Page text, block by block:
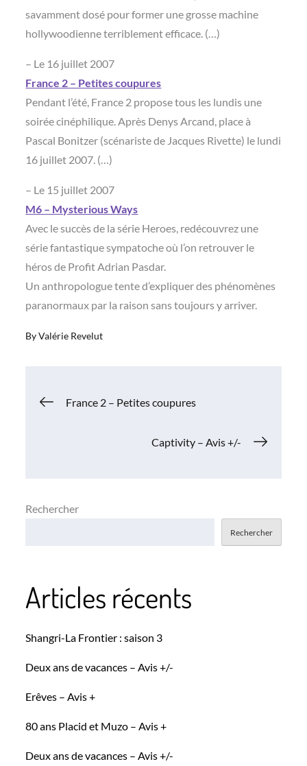
savamment dosé pour former une grosse machine
hollywoodienne terriblement efficace. (…)
– Le 16 juillet 2007
France 2 – Petites coupures
Pendant l’été, France 2 propose tous les lundis une
soirée cinéphilique. Après Denys Arcand, place à
Pascal Bonitzer (scénariste de Jacques Rivette) le lundi
16 juillet 2007. (…)
– Le 15 juillet 2007
M6 – Mysterious Ways
Avec le succès de la série Heroes, redécouvrez une
série fantastique sympatoche où l’on retrouver le
héros de Profit Adrian Pasdar.
Un anthropologue tente d’expliquer des phénomènes
paranormaux par la raison sans toujours y arriver.
ByValérie Revelut
Navigation
France 2 – Petites coupures
Captivity – Avis +/-
Rechercher
Rechercher
Articles récents
Shangri-La Frontier : saison 3
Deux ans de vacances – Avis +/-
Erêves – Avis +
80 ans Placid et Muzo – Avis +
Deux ans de vacances – Avis +/-